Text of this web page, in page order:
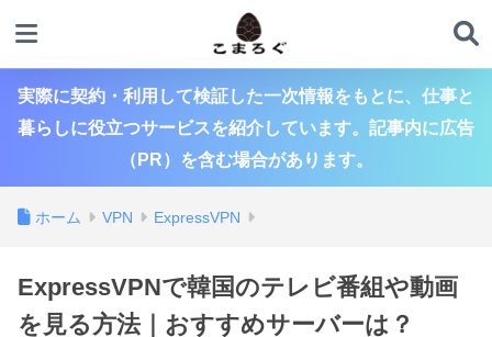
実際に契約・利用して検証した一次情報をもとに、仕事と
暮らしに役立つサービスを紹介しています。記事内に広告
（PR）を含む場合があります。
ホーム VPN ExpressVPN
ExpressVPNで韓国のテレビ番組や動画
を見る方法｜おすすめサーバーは？